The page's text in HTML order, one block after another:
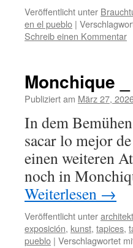
Veröffentlicht unter
en el pueblo |
Schreib einen Kommentar
Monchique
Publiziert am März 27,
In dem
sacar lo mejor
einen weiteren
noch in
Weiterlesen →
Veröffentlicht unter
exposición, kunst, tapices,
pueblo | Verschlagwortet